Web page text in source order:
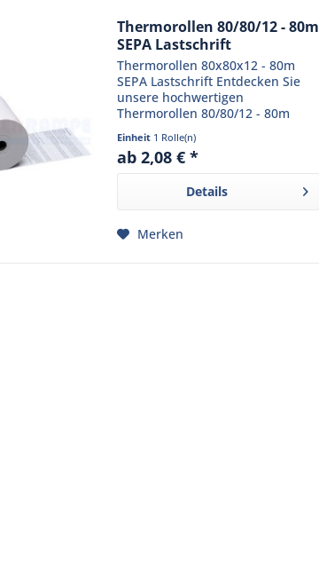
Thermorollen 80/80/12 - 80m
SEPA Lastschrift
Thermorollen 80x80x12 - 80m
SEPA Lastschrift Entdecken Sie
unsere hochwertigen
Thermorollen 80/80/12 - 80m
Kassensysteme mit
Lastschriftzahlung sind.
BPA-freiem...
Einheit 1 Rolle(n)
ab 2,08 € *
Details
Merken